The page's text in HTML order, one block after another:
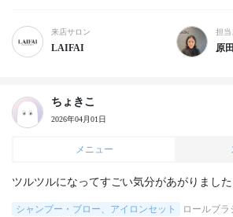
来店サロン
LAIFAI
担当
原
ちょきこ
2026年04月01日
メニュー
ツルツルになってすごい気分があがりました
シャンプー・ブロー、アイロンセット
ロールブ